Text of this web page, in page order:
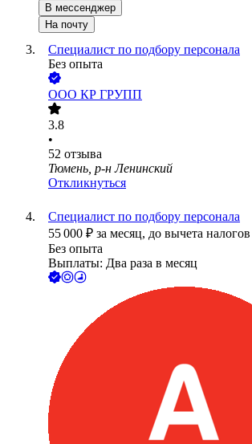
В мессенджер
На почту
Специалист по подбору персонала
Без опыта
ООО КР ГРУПП
3.8
•
52 отзыва
Тюмень, р-н Ленинский
Откликнуться
Специалист по подбору персонала
55 000 ₽ за месяц, до вычета налогов
Без опыта
Выплаты: Два раза в месяц